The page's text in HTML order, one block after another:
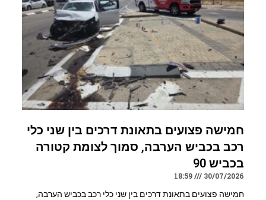
חמישה פצועים בתאונת דרכים בין שני כלי
רכב בכביש הערבה, סמוך לצומת קטורה
בכביש 90
30/07/2026
18:59
חמישה פצועים בתאונת דרכים בין שני כלי רכב בכביש הערבה,